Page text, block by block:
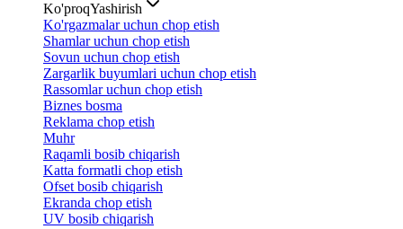
Ko'proqYashirish
Ko'rgazmalar uchun chop etish
Shamlar uchun chop etish
Sovun uchun chop etish
Zargarlik buyumlari uchun chop etish
Rassomlar uchun chop etish
Biznes bosma
Reklama chop etish
Muhr
Raqamli bosib chiqarish
Katta formatli chop etish
Ofset bosib chiqarish
Ekranda chop etish
UV bosib chiqarish